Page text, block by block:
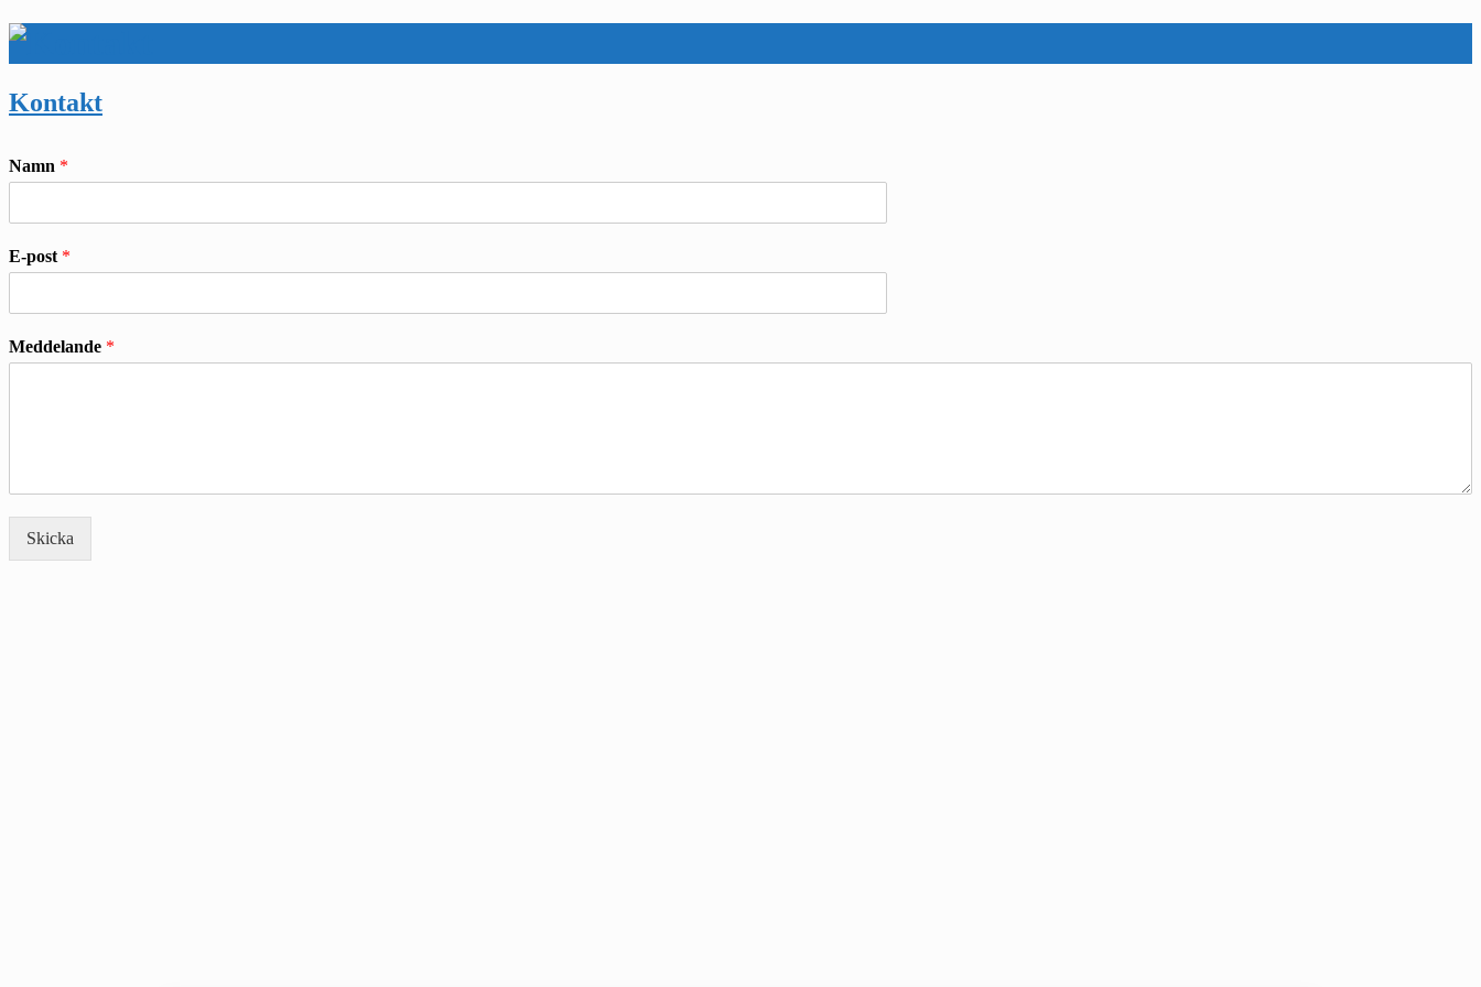
Kontakt
Namn *
E-post *
Meddelande *
Skicka